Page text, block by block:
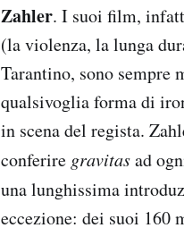
Zahler. I suoi film,
(la violenza, la lunga
Tarantino, sono sempre
qualsivoglia forma di
in scena del regista.
conferire gravitasad
una lunghissima
eccezione: dei suoi 160